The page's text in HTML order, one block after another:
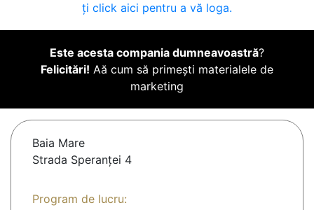
ți click aici pentru a vă loga.
Este acesta compania dumneavoastră?
Felicitări! Aă cum să primești materialele de
marketing
Baia Mare
Strada Speranţei 4
Program de lucru: